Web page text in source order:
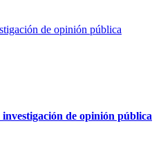
de opinión pública